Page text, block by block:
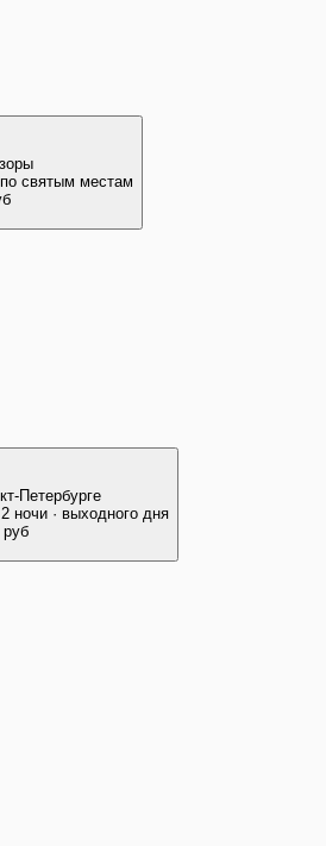
святым местам
Петербурге
ночи · выходного дня
руб